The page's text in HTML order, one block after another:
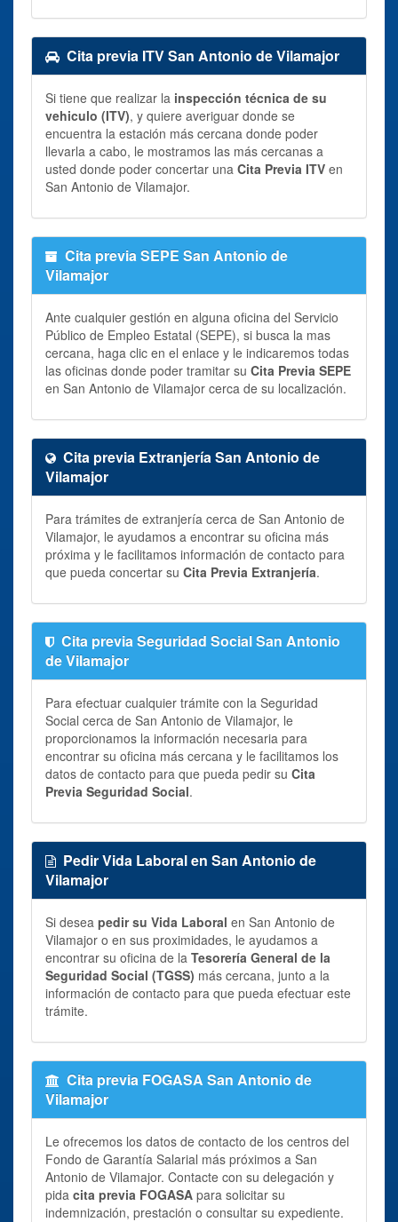
Cita previa ITV San Antonio de Vilamajor
Si tiene que realizar la inspección técnica de su
vehiculo (ITV), y quiere averiguar donde se
encuentra la estación más cercana donde poder
llevarla a cabo, le mostramos las más cercanas a
usted donde poder concertar una Cita Previa ITV en
San Antonio de Vilamajor.
Cita previa SEPE San Antonio de
Vilamajor
Ante cualquier gestión en alguna oficina del Servicio
Público de Empleo Estatal (SEPE), si busca la mas
cercana, haga clic en el enlace y le indicaremos todas
las oficinas donde poder tramitar su Cita Previa SEPE
en San Antonio de Vilamajor cerca de su localización.
Cita previa Extranjería San Antonio de
Vilamajor
Para trámites de extranjería cerca de San Antonio de
Vilamajor, le ayudamos a encontrar su oficina más
próxima y le facilitamos información de contacto para
que pueda concertar su Cita Previa Extranjería.
Cita previa Seguridad Social San Antonio
de Vilamajor
Para efectuar cualquier trámite con la Seguridad
Social cerca de San Antonio de Vilamajor, le
proporcionamos la información necesaria para
encontrar su oficina más cercana y le facilitamos los
datos de contacto para que pueda pedir su Cita
Previa Seguridad Social.
Pedir Vida Laboral en San Antonio de
Vilamajor
Si desea pedir su Vida Laboral en San Antonio de
Vilamajor o en sus proximidades, le ayudamos a
encontrar su oficina de la Tesorería General de la
Seguridad Social (TGSS) más cercana, junto a la
información de contacto para que pueda efectuar este
trámite.
Cita previa FOGASA San Antonio de
Vilamajor
Le ofrecemos los datos de contacto de los centros del
Fondo de Garantía Salarial más próximos a San
Antonio de Vilamajor. Contacte con su delegación y
pida cita previa FOGASA para solicitar su
indemnización, prestación o consultar su expediente.